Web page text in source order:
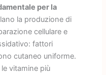
per la
la produzione di
cellulare e
fattori
cutaneo uniforme.
vitamine più